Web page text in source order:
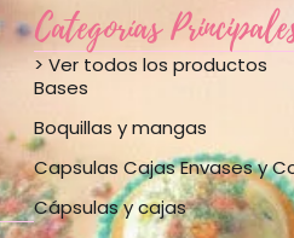
Categorías
> Ver todos los productos
Bases
Boquillas y mangas
Capsulas Cajas Envases y
Cápsulas y cajas